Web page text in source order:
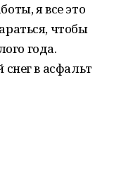
я все это
чтобы
года.
в асфальт